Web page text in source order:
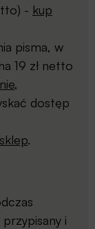
- kup
pisma, w
19 zł netto
,
dostęp
.
i